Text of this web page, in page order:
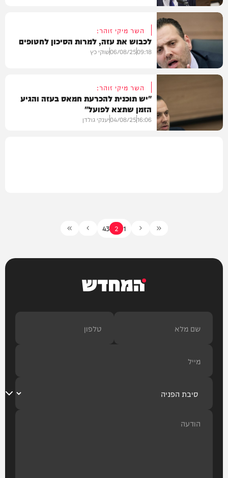
חדשות
השר מיקי זוהר:
לכבוש את עזה, למרות הסיכון לחטופים
09:18
06/08/25שוקי כץ
השר מיקי זוהר:
"יש תוכנית להכרעת חמאס בעזה והגיע
הזמן שתצא לפועל"
16:06
04/08/25יענקי גולדן
1
2
3
4
המחדש